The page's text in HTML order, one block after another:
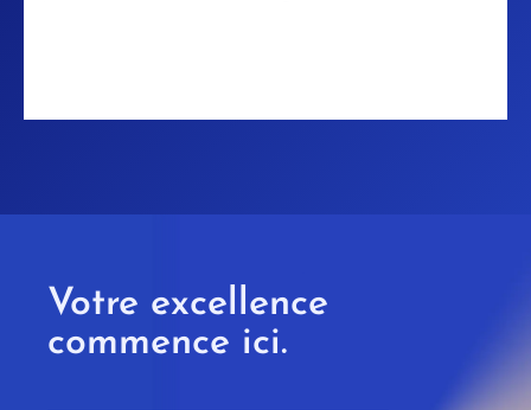
Votre excellence
commence ici.